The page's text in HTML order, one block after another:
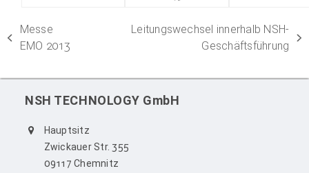
vorheriger
Messe
EMO 2013
Leitungswechsel innerhalb NSH-
Geschäftsführung
NSH TECHNOLOGY GmbH
Hauptsitz
Zwickauer Str. 355
09117 Chemnitz